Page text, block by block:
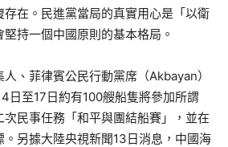
存在。民進黨當局的真實用心是「以衛
持一個中國原則的基本格局。
、菲律賓公民行動黨席（Akbayan）
日至17日約有100艘船隻將參加所謂
次民事任務「和平與團結船賽」，並在
另據大陸央視新聞13日消息，中國海